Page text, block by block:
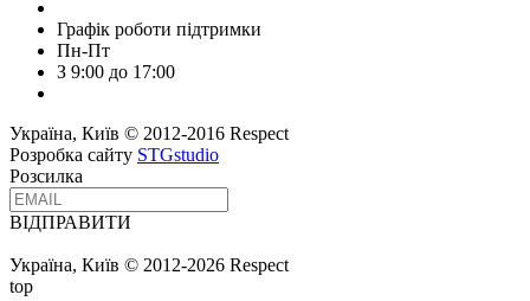
Графік роботи підтримки
Пн-Пт
З 9:00 до 17:00
Україна, Київ © 2012-2016 Respect
Розробка сайту STGstudio
Розсилка
ВІДПРАВИТИ
Україна, Київ © 2012-2026 Respect
top